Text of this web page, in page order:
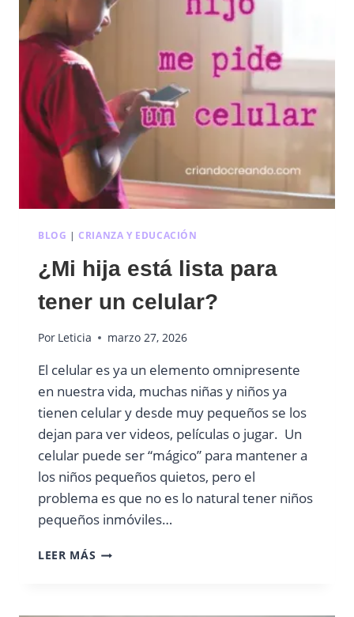
BLOG |CRIANZA Y EDUCACIÓN
¿Mi hija está lista para
tener un celular?
Por Leticia marzo 27, 2026
El celular es ya un elemento omnipresente
en nuestra vida, muchas niñas y niños ya
tienen celular y desde muy pequeños se los
dejan para ver videos, películas o jugar. Un
celular puede ser “mágico” para mantener a
los niños pequeños quietos, pero el
problema es que no es lo natural tener niños
pequeños inmóviles…
LEER MÁS ¿MI